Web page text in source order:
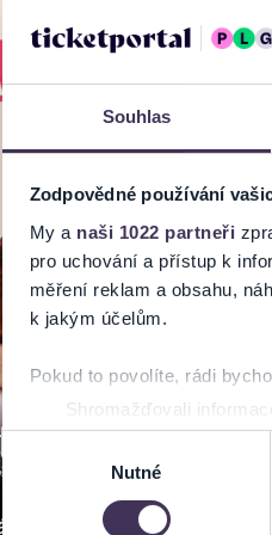
Souhlas
Zodpovědné používání
My a naši 1022 partneři
pro uchování a přístup k
měření reklam a obsahu,
k jakým účelům.
Pokud to povolíte, rádi
Shromažďovali
Identifikovali vaše
Zjistěte více o tom, jak
můžete kdykoliv změnit
souhlasu
Nutné